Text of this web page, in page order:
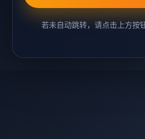
若未自动跳转，请点击上方按